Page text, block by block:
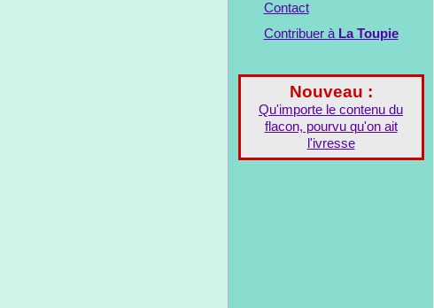
Contact
Contribuer à La Toupie
Nouveau :
Qu'importe le contenu du
flacon, pourvu qu'on ait
l'ivresse